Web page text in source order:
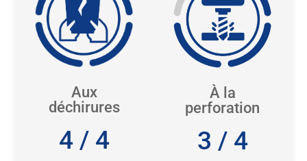
Aux
déchirures
4 / 4
À la
perforation
3 / 4